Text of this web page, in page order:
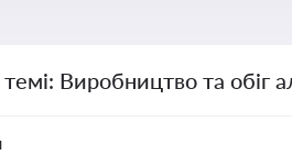
Виробництво та обіг